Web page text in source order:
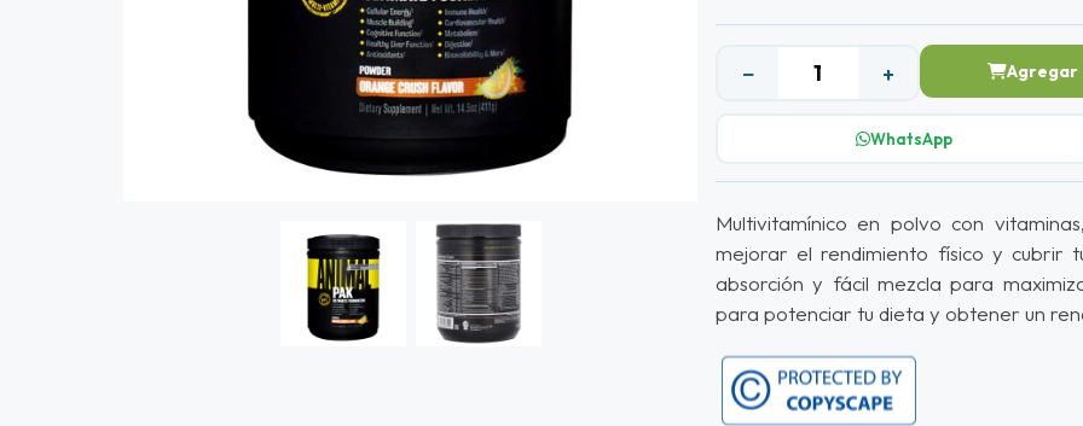
− + Agregar
WhatsApp
Multivitamínico en polvo con
mejorar el rendimiento físico y cubrir
absorción y fácil mezcla para
para potenciar tu dieta y obtener un